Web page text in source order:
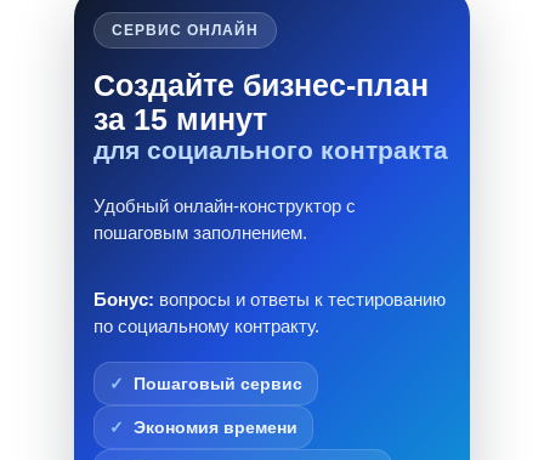
СЕРВИС ОНЛАЙН
Создайте бизнес-план
за 15 минут
для социального контракта
Удобный онлайн-конструктор с
пошаговым заполнением.
Бонус: вопросы и ответы к тестированию
по социальному контракту.
Пошаговый сервис
Экономия времени